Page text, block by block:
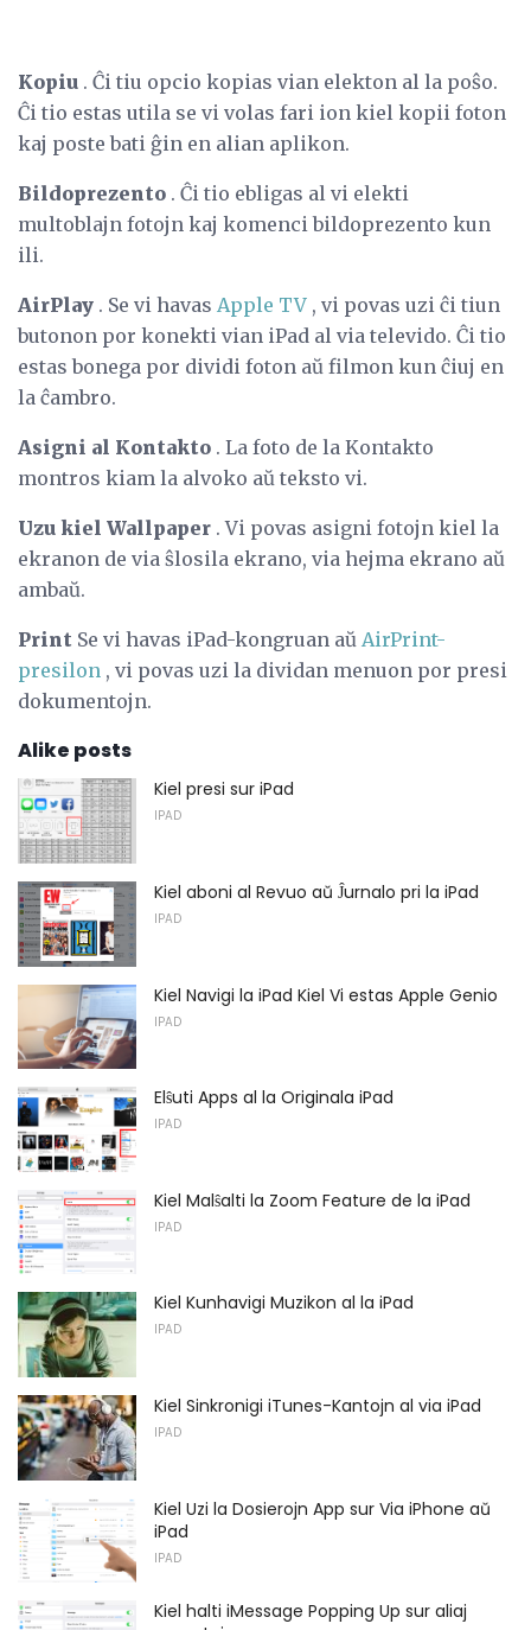
Kopiu . Ĉi tiu opcio kopias vian elekton al la poŝo.
Ĉi tio estas utila se vi volas fari ion kiel kopii foton
kaj poste bati ĝin en alian aplikon.
Bildoprezento . Ĉi tio ebligas al vi elekti
multoblajn fotojn kaj komenci bildoprezento kun
ili.
AirPlay . Se vi havas Apple TV , vi povas uzi ĉi tiun
butonon por konekti vian iPad al via televido. Ĉi tio
estas bonega por dividi foton aŭ filmon kun ĉiuj en
la ĉambro.
Asigni al Kontakto . La foto de la Kontakto
montros kiam la alvoko aŭ teksto vi.
Uzu kiel Wallpaper . Vi povas asigni fotojn kiel la
ekranon de via ŝlosila ekrano, via hejma ekrano aŭ
ambaŭ.
Print Se vi havas iPad-kongruan aŭ AirPrint-
presilon , vi povas uzi la dividan menuon por presi
dokumentojn.
Alike posts
Kiel presi sur iPad
IPAD
Kiel aboni al Revuo aŭ Ĵurnalo pri la iPad
IPAD
Kiel Navigi la iPad Kiel Vi estas Apple Genio
IPAD
Elŝuti Apps al la Originala iPad
IPAD
Kiel Malŝalti la Zoom Feature de la iPad
IPAD
Kiel Kunhavigi Muzikon al la iPad
IPAD
Kiel Sinkronigi iTunes-Kantojn al via iPad
IPAD
Kiel Uzi la Dosierojn App sur Via iPhone aŭ
iPad
IPAD
Kiel halti iMessage Popping Up sur aliaj